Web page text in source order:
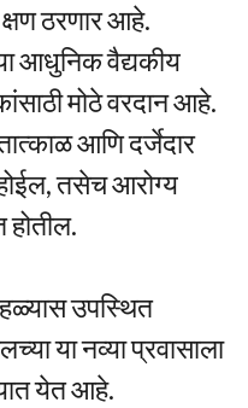
ठरणार आहे.
आधुनिक वैद्यकीय
मोठे वरदान आहे.
आणि दर्जेदार
तसेच आरोग्य
होतील.
उपस्थित
या नव्या प्रवासाला
येत आहे.